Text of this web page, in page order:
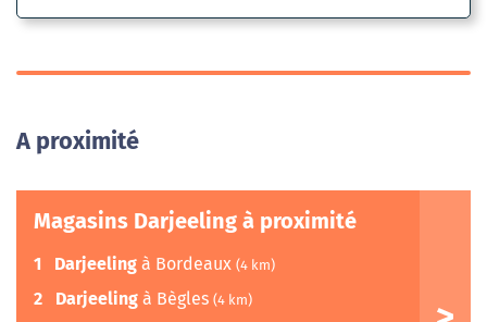
A proximité
Magasins Darjeeling à proximité
1 Darjeeling à Bordeaux (4 km)
2 Darjeeling à Bègles (4 km)